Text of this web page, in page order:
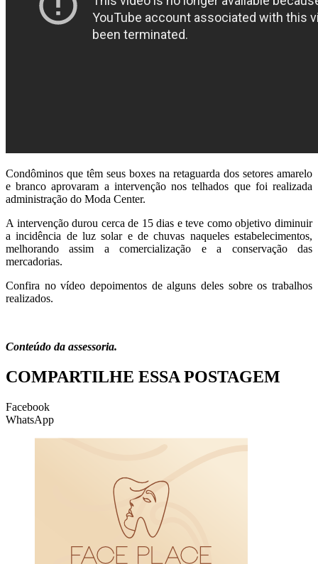
Condôminos que têm seus boxes na retaguarda dos setores amarelo
e branco aprovaram a intervenção nos telhados que foi realizada
administração do Moda Center.
A intervenção durou cerca de 15 dias e teve como objetivo diminuir
a incidência de luz solar e de chuvas naqueles estabelecimentos,
melhorando assim a comercialização e a conservação das
mercadorias.
Confira no vídeo depoimentos de alguns deles sobre os trabalhos
realizados.
Conteúdo da assessoria.
COMPARTILHE ESSA POSTAGEM
Facebook
WhatsApp